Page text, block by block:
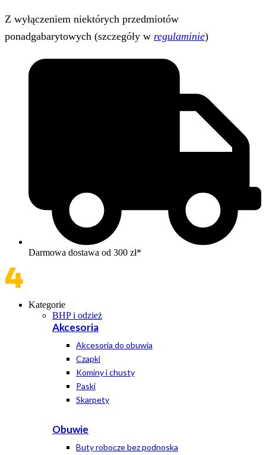
Z wyłączeniem niektórych przedmiotów
ponadgabarytowych (szczegóły w regulaminie)
Darmowa dostawa od 300 zł*
Kategorie
BHP i odzież
Akcesoria
Akcesoria do obuwia
Czapki
Kominy i chusty
Paski
Skarpety
Obuwie
Buty robocze bez podnoska